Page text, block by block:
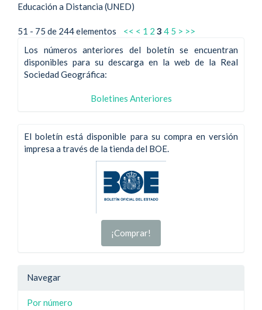
Educación a Distancia (UNED)
51 - 75 de 244 elementos << < 1 2 3 4 5 > >>
Los números anteriores del boletín se encuentran
disponibles para su descarga en la web de la Real
Sociedad Geográfica:
Boletines Anteriores
El boletín está disponible para su compra en versión
impresa a través de la tienda del BOE.
¡Comprar!
Navegar
Por número